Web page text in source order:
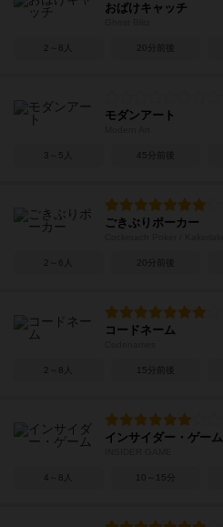
おばけキャッチ
2～8人 20分前後
モダンアート
3～5人 45分前後
ごきぶりポーカー
2～6人 20分前後
コードネーム
2～8人 15分前後
インサイダー・ゲーム
4～8人 10～15分